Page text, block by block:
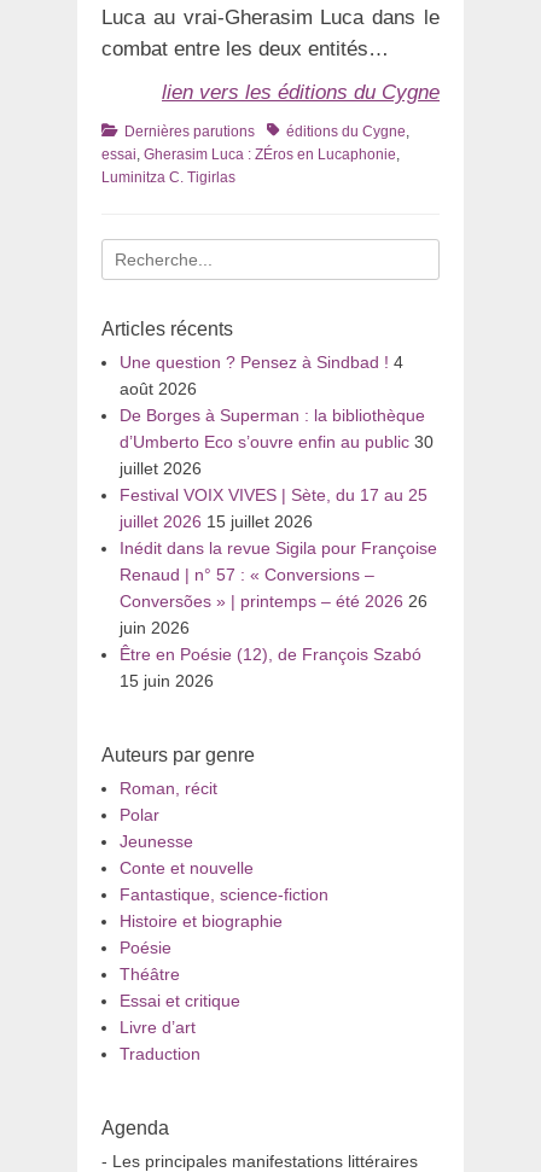
Luca au vrai-Gherasim Luca dans le
combat entre les deux entités…
lien vers les éditions du Cygne
Catégories
Dernières parutions Tagséditions du Cygne,
essai, Gherasim Luca : ZÉros en Lucaphonie,
Luminitza C. Tigirlas
Recherche
pour
Articles récents
Une question ? Pensez à Sindbad ! 4
août 2026
De Borges à Superman : la bibliothèque
d’Umberto Eco s’ouvre enfin au public 30
juillet 2026
Festival VOIX VIVES | Sète, du 17 au 25
juillet 2026 15 juillet 2026
Inédit dans la revue Sigila pour Françoise
Renaud | n° 57 : « Conversions –
Conversões » | printemps – été 2026 26
juin 2026
Être en Poésie (12), de François Szabó
15 juin 2026
Auteurs par genre
Roman, récit
Polar
Jeunesse
Conte et nouvelle
Fantastique, science-fiction
Histoire et biographie
Poésie
Théâtre
Essai et critique
Livre d’art
Traduction
Agenda
- Les principales manifestations littéraires